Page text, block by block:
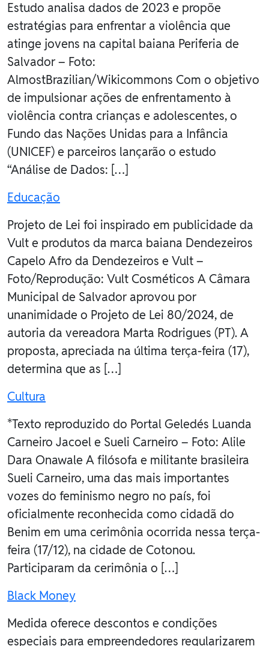
Estudo analisa dados de 2023 e propõe
estratégias para enfrentar a violência que
atinge jovens na capital baiana Periferia de
Salvador – Foto:
AlmostBrazilian/Wikicommons Com o objetivo
de impulsionar ações de enfrentamento à
violência contra crianças e adolescentes, o
Fundo das Nações Unidas para a Infância
(UNICEF) e parceiros lançarão o estudo
“Análise de Dados: […]
Educação
Projeto de Lei foi inspirado em publicidade da
Vult e produtos da marca baiana Dendezeiros
Capelo Afro da Dendezeiros e Vult –
Foto/Reprodução: Vult Cosméticos A Câmara
Municipal de Salvador aprovou por
unanimidade o Projeto de Lei 80/2024, de
autoria da vereadora Marta Rodrigues (PT). A
proposta, apreciada na última terça-feira (17),
determina que as […]
Cultura
*Texto reproduzido do Portal Geledés Luanda
Carneiro Jacoel e Sueli Carneiro – Foto: Alile
Dara Onawale A filósofa e militante brasileira
Sueli Carneiro, uma das mais importantes
vozes do feminismo negro no país, foi
oficialmente reconhecida como cidadã do
Benim em uma cerimônia ocorrida nessa terça-
feira (17/12), na cidade de Cotonou.
Participaram da cerimônia o […]
Black Money
Medida oferece descontos e condições
especiais para empreendedores regularizarem